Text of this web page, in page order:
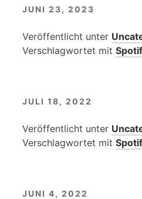
JUNI 23, 2023
Veröffentlicht unter
Verschlagwortet mit
JULI 18, 2022
Veröffentlicht unter
Verschlagwortet mit
JUNI 4, 2022